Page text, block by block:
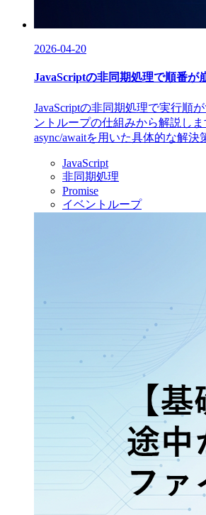
2026-04-20
JavaScriptの非同期処理で順番が
JavaScriptの非同期処理で実行順
ントループの仕組みから解説しま
async/awaitを用いた具体的な解決
JavaScript
非同期処理
Promise
イベントループ